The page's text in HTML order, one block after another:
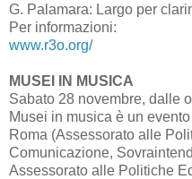
G. Palamara: Largo per
Per informazioni:
www.r3o.org/
MUSEI IN MUSICA
Sabato 28 novembre, dalle
Musei in musica è un
Roma (Assessorato alle
Comunicazione,
Assessorato alle Politiche